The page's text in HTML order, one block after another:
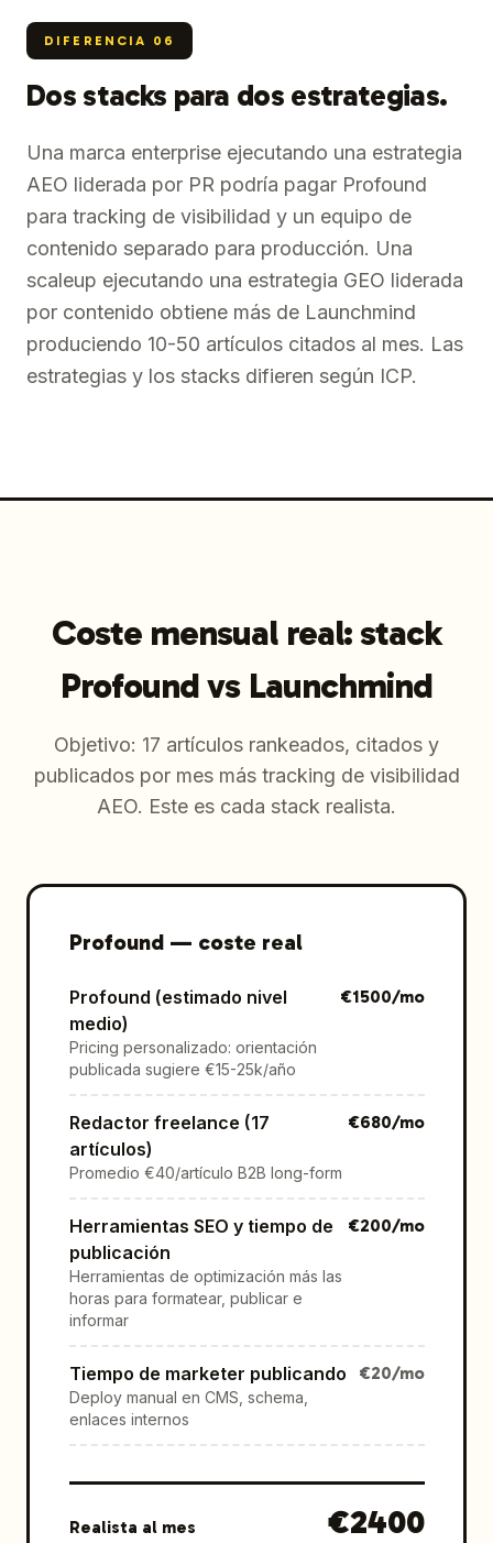
DIFERENCIA 06
Dos stacks para dos estrategias.
Una marca enterprise ejecutando una estrategia
AEO liderada por PR podría pagar Profound
para tracking de visibilidad y un equipo de
contenido separado para producción. Una
scaleup ejecutando una estrategia GEO liderada
por contenido obtiene más de Launchmind
produciendo 10-50 artículos citados al mes. Las
estrategias y los stacks difieren según ICP.
Coste mensual real: stack
Profound vs Launchmind
Objetivo: 17 artículos rankeados, citados y
publicados por mes más tracking de visibilidad
AEO. Este es cada stack realista.
Profound— coste real
Profound (estimado nivel
medio)
Pricing personalizado: orientación
publicada sugiere €15-25k/año
€1500/mo
Redactor freelance (17
artículos)
Promedio €40/artículo B2B long-form
€680/mo
Herramientas SEO y tiempo de
publicación
Herramientas de optimización más las
horas para formatear, publicar e
informar
€200/mo
Tiempo de marketer publicando
Deploy manual en CMS, schema,
enlaces internos
€20/mo
Realista al mes €2400